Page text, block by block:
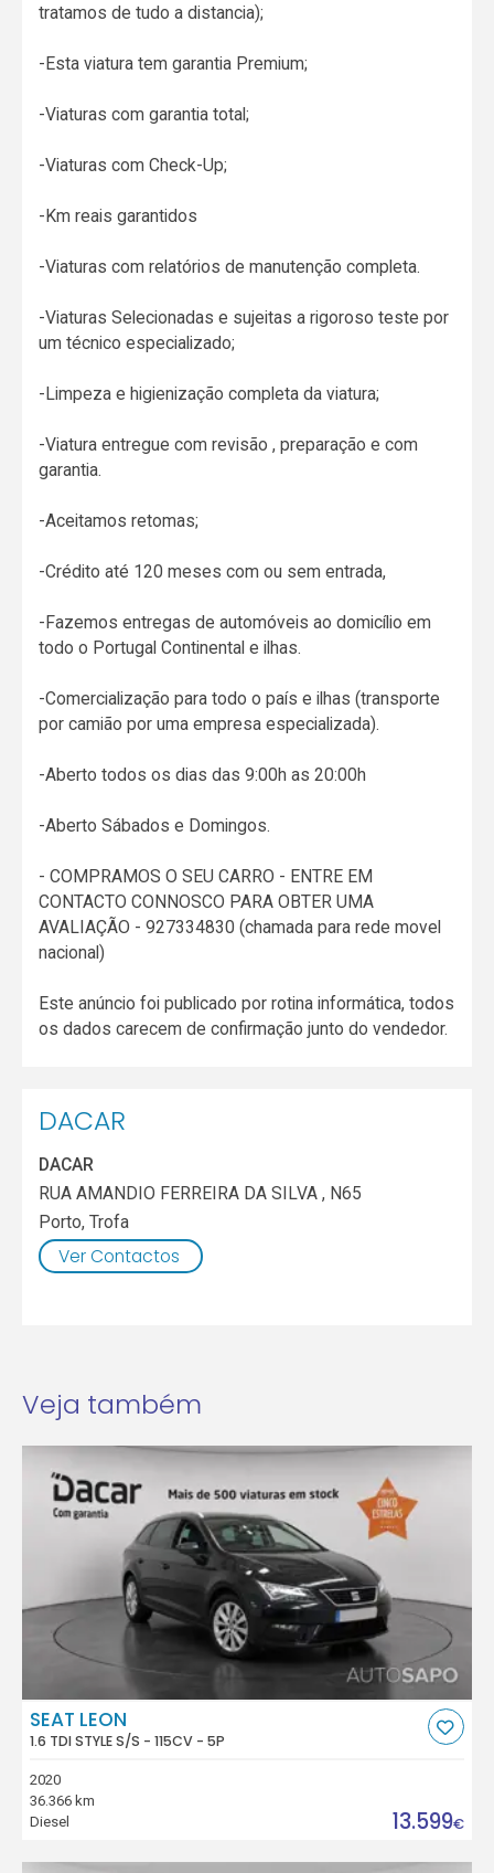
tratamos de tudo a distancia);
-Esta viatura tem garantia Premium;
-Viaturas com garantia total;
-Viaturas com Check-Up;
-Km reais garantidos
-Viaturas com relatórios de manutenção completa.
-Viaturas Selecionadas e sujeitas a rigoroso teste por
um técnico especializado;
-Limpeza e higienização completa da viatura;
-Viatura entregue com revisão , preparação e com
garantia.
-Aceitamos retomas;
-Crédito até 120 meses com ou sem entrada,
-Fazemos entregas de automóveis ao domicílio em
todo o Portugal Continental e ilhas.
-Comercialização para todo o país e ilhas (transporte
por camião por uma empresa especializada).
-Aberto todos os dias das 9:00h as 20:00h
-Aberto Sábados e Domingos.
- COMPRAMOS O SEU CARRO - ENTRE EM
CONTACTO CONNOSCO PARA OBTER UMA
AVALIAÇÃO - 927334830 (chamada para rede movel
nacional)
Este anúncio foi publicado por rotina informática, todos
os dados carecem de confirmação junto do vendedor.
DACAR
DACAR
RUA AMANDIO FERREIRA DA SILVA , N65
Porto,Trofa
Ver Contactos
Veja também
SEAT LEON
1.6 TDI STYLE S/S - 115CV - 5P
2020
36.366 km
Diesel
13.599€